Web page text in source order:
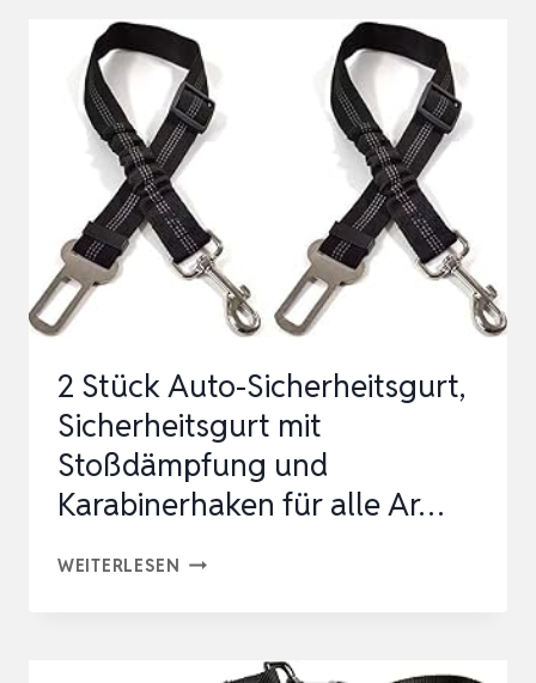
VERSTELLBARER
HUNDE
ANSCHNALLGURT
MIT
ELASTISCHER
RUCKDÄMPFUNG
UND
STABILE…
2 Stück Auto-Sicherheitsgurt,
Sicherheitsgurt mit
Stoßdämpfung und
Karabinerhaken für alle Ar…
WEITERLESEN 2
SICHERHEITSGURT,